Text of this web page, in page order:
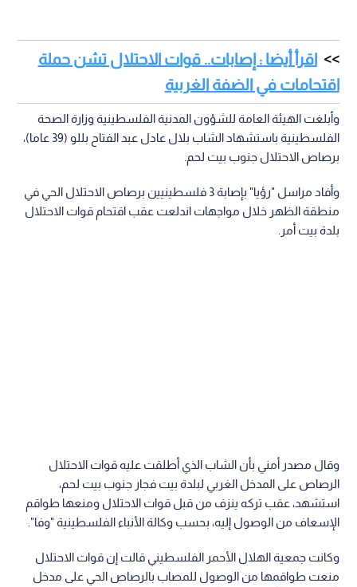
اقرأ أيضا : إصابات.. قوات الاحتلال تشن حملة
اقتحامات في الضفة الغربية
وأبلغت الهيئة العامة للشؤون المدنية الفلسطينية وزارة الصحة
الفلسطينية باستشهاد الشاب بلال عادل عبد الفتاح بللو (39 عاما)،
برصاص الاحتلال جنوب بيت لحم.
وأفاد مراسل "رؤيا" بإصابة 3 فلسطينيين برصاص الاحتلال الحي في
منطقة الظهر خلال مواجهات اندلعت عقب اقتحام قوات الاحتلال
بلدة بيت أمر.
وقال مصدر أمني بأن الشاب الذي أطلقت عليه قوات الاحتلال
الرصاص على المدخل الغربي لبلدة بيت فجار جنوب بيت لحم،
استشهد، عقب تركه ينزف من قبل قوات الاحتلال ومنعها طواقم
الإسعاف من الوصول إليه، بحسب وكالة الأنباء الفلسطينية "وفا".
وكانت جمعية الهلال الأحمر الفلسطيني قالت إن قوات الاحتلال
منعت طواقمها من الوصول للمصاب بالرصاص الحي على مدخل